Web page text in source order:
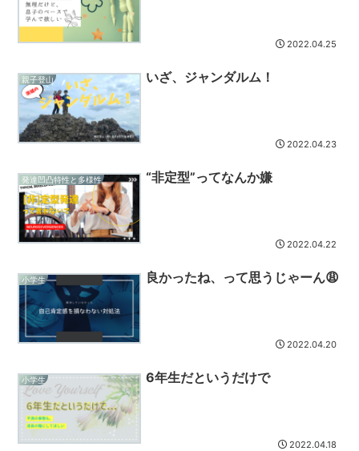
2022.04.25
親子登山 いざ、ジャンダルム！
2022.04.23
発達凹凸特性と多様性 “非定型”ってなんか嫌
2022.04.22
小学生 良かったね、って思うじゃーん😩
2022.04.20
小学生 6年生だというだけで
2022.04.18